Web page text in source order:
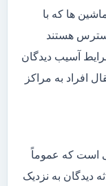
ها که با
در دسترس هستند
آسیب دیدگان
افراد به مراکز
است که عموماً
دیدگان به نزدیک